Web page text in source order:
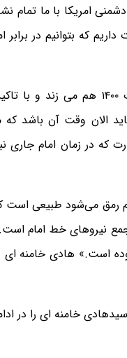
امریکا با ما
که بتوانیم در
سیدهادی خامنه ای اما گریزی به
الان وقت آن باشد
در زمان امام جاری
رمق می‌شود طبیعی است
نیروهای خط امام
است.» هادی خامنه ای
خامنه ای را در